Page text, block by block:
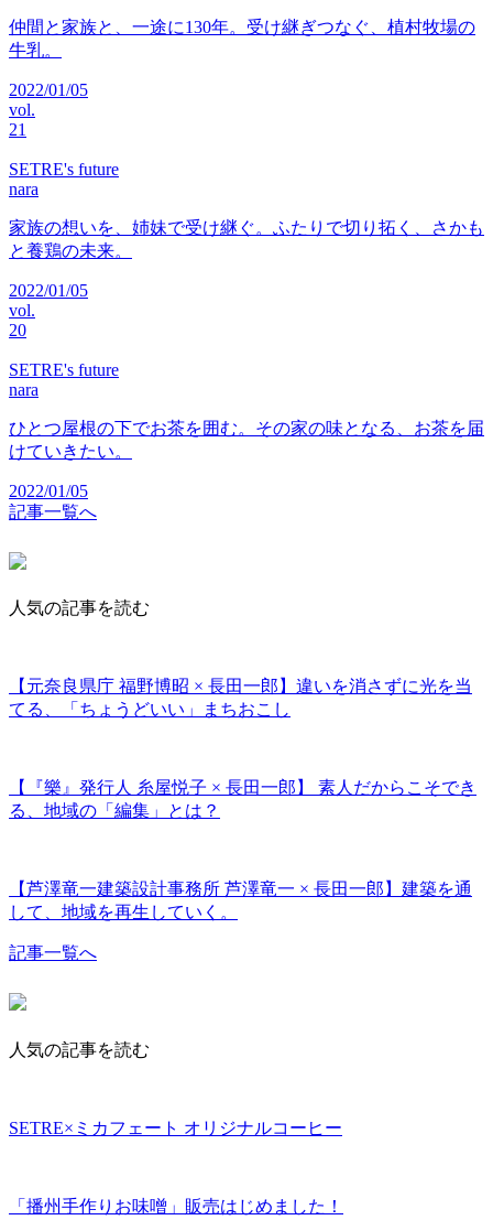
仲間と家族と、一途に130年。受け継ぎつなぐ、植村牧場の
牛乳。
2022/01/05
vol.
21
SETRE's future
nara
家族の想いを、姉妹で受け継ぐ。ふたりで切り拓く、さかも
と養鶏の未来。
2022/01/05
vol.
20
SETRE's future
nara
ひとつ屋根の下でお茶を囲む。その家の味となる、お茶を届
けていきたい。
2022/01/05
記事一覧へ
人気の記事を読む
【元奈良県庁 福野博昭 × 長田一郎】違いを消さずに光を当
てる、「ちょうどいい」まちおこし
【『樂』発行人 糸屋悦子 × 長田一郎】 素人だからこそでき
る、地域の「編集」とは？
【芦澤竜一建築設計事務所 芦澤竜一 × 長田一郎】建築を通
して、地域を再生していく。
記事一覧へ
人気の記事を読む
SETRE×ミカフェート オリジナルコーヒー
「播州手作りお味噌」販売はじめました！